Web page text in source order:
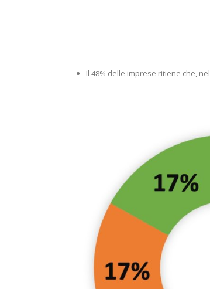
Il 48% delle imprese ritiene che,